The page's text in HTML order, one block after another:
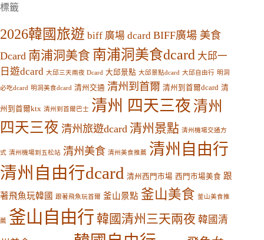
類
標籤
2026韓國旅遊 biff 廣場 dcard BIFF廣場 美食
Dcard 南浦洞美食 南浦洞美食dcard 大邱一
日遊dcard 大邱三天兩夜 Dcard 大邱景點 大邱景點dcard 大邱自由行 明洞
必吃dcard 明洞美食dcard 清州交通 清州到首爾 清州到首爾dcard 清
州到首爾ktx 清州到首爾巴士 清州 四天三夜 清州
四天三夜 清州旅遊dcard 清州景點 清州機場交通方
式 清州機場到五松站 清州美食 清州美食推薦 清州自由行
清州自由行dcard 清州西門市場 西門市場美食 跟
著飛魚玩韓國 跟著飛魚玩首爾 釜山景點 釜山美食 釜山美食推
薦 釜山自由行 韓國清州三天兩夜 韓國清